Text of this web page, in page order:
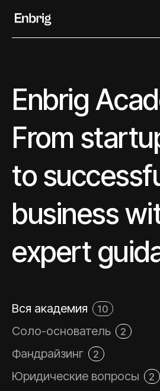
Enbrig
From
to
business
expert
Вся академия 10
Соло-основатель 2
Фандрайзинг 2
Юридические вопросы 2